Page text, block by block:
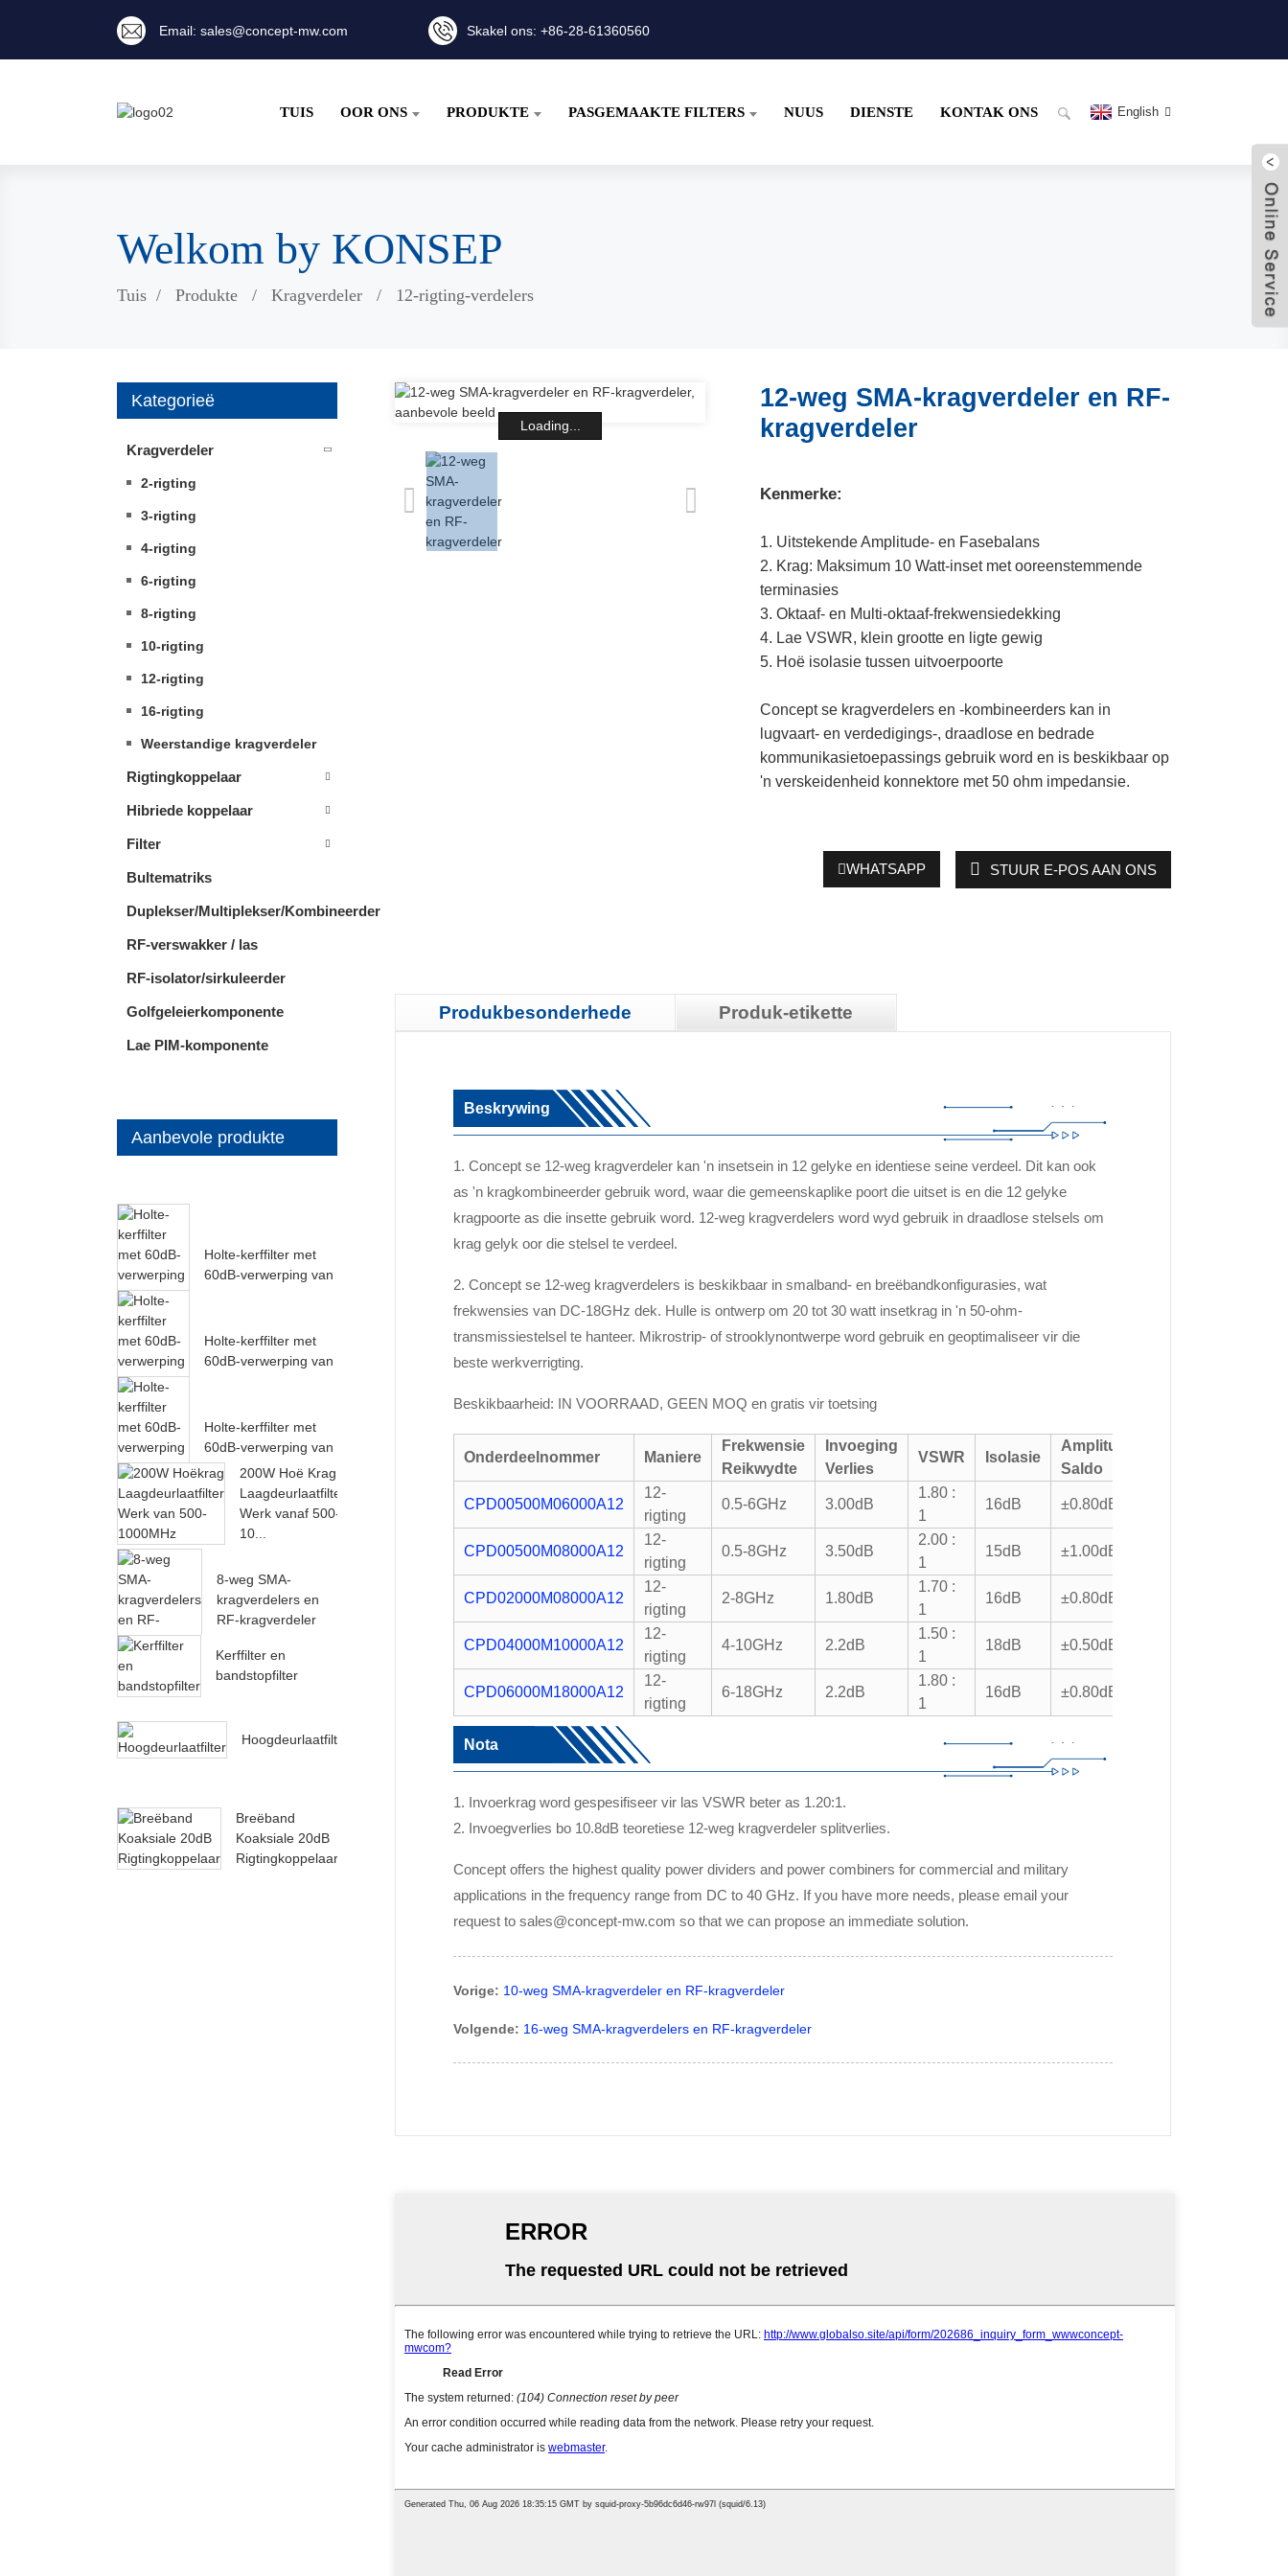
Email: sales@concept-mw.com Skakel ons: +86-28-61360560
TUIS OOR ONS PRODUKTE PASGEMAAKTE FILTERS NUUS DIENSTE KONTAK ONS English
Welkom by KONSEP
Tuis Produkte Kragverdeler 12-rigting-verdelers
Kategorieë
Kragverdeler
2-rigting
3-rigting
4-rigting
6-rigting
8-rigting
10-rigting
12-rigting
16-rigting
Weerstandige kragverdeler
Rigtingkoppelaar
Hibriede koppelaar
Filter
Bultematriks
Duplekser/Multiplekser/Kombineerder
RF-verswakker / las
RF-isolator/sirkuleerder
Golfgeleierkomponente
Lae PIM-komponente
Aanbevole produkte
Holte-kerffilter met
60dB-verwerping van
Holte-kerffilter met
60dB-verwerping van
Holte-kerffilter met
60dB-verwerping van
22000MH...200W Hoë Krag
Laagdeurlaatfilter
Werk vanaf 500-
10...
8-weg SMA-
kragverdelers en
RF-kragverdeler
Kerffilter en
bandstopfilter
Hoogdeurlaatfilter
Breëband
Koaksiale 20dB
Rigtingkoppelaar
Loading...
12-weg SMA-kragverdeler en RF-
kragverdeler
Kenmerke:
1. Uitstekende Amplitude- en Fasebalans
2. Krag: Maksimum 10 Watt-inset met ooreenstemmende
terminasies
3. Oktaaf- en Multi-oktaaf-frekwensiedekking
4. Lae VSWR, klein grootte en ligte gewig
5. Hoë isolasie tussen uitvoerpoorte
Concept se kragverdelers en -kombineerders kan in
lugvaart- en verdedigings-, draadlose en bedrade
kommunikasietoepassings gebruik word en is beskikbaar op
'n verskeidenheid konnektore met 50 ohm impedansie.
WHATSAPP STUUR E-POS AAN ONS
Produkbesonderhede Produk-etikette
Beskrywing
1. Concept se 12-weg kragverdeler kan 'n insetsein in 12 gelyke en identiese seine verdeel. Dit kan ook
as 'n kragkombineerder gebruik word, waar die gemeenskaplike poort die uitset is en die 12 gelyke
kragpoorte as die insette gebruik word. 12-weg kragverdelers word wyd gebruik in draadlose stelsels om
krag gelyk oor die stelsel te verdeel.
2. Concept se 12-weg kragverdelers is beskikbaar in smalband- en breëbandkonfigurasies, wat
frekwensies van DC-18GHz dek. Hulle is ontwerp om 20 tot 30 watt insetkrag in 'n 50-ohm-
transmissiestelsel te hanteer. Mikrostrip- of strooklynontwerpe word gebruik en geoptimaliseer vir die
beste werkverrigting.
Beskikbaarheid: IN VOORRAAD, GEEN MOQ en gratis vir toetsing
Onderdeelnommer Maniere
Frekwensie
Reikwydte
Invoeging
Verlies
VSWR Isolasie
Amplitude
Saldo
CPD00500M06000A12
12-
rigting
0.5-6GHz 3.00dB
1.80 :
1
16dB ±0.80dB
CPD00500M08000A12
12-
rigting
0.5-8GHz 3.50dB
2.00 :
1
15dB ±1.00dB
CPD02000M08000A12
12-
rigting
2-8GHz 1.80dB
1.70 :
1
16dB ±0.80dB
CPD04000M10000A12
12-
rigting
4-10GHz 2.2dB
1.50 :
1
18dB ±0.50dB
CPD06000M18000A12
12-
rigting
6-18GHz 2.2dB
1.80 :
1
16dB ±0.80dB
Nota
1. Invoerkrag word gespesifiseer vir las VSWR beter as 1.20:1.
2. Invoegverlies bo 10.8dB teoretiese 12-weg kragverdeler splitverlies.
Concept offers the highest quality power dividers and power combiners for commercial and military
applications in the frequency range from DC to 40 GHz. If you have more needs, please email your
request to sales@concept-mw.com so that we can propose an immediate solution.
Vorige: 10-weg SMA-kragverdeler en RF-kragverdeler
Volgende: 16-weg SMA-kragverdelers en RF-kragverdeler